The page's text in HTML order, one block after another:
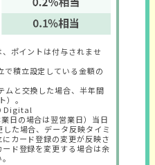
ポイントは付与されませ
積立設定している金額の
と交換した場合、半年間
）。
Digital
日の場合は翌営業日）当日
た場合、データ反映タイミ
カード登録の変更が反映さ
ド登録を変更する場合は余